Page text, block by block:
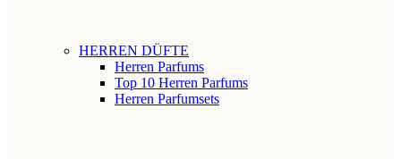
HERREN DÜFTE
Herren Parfums
Top 10 Herren Parfums
Herren Parfumsets